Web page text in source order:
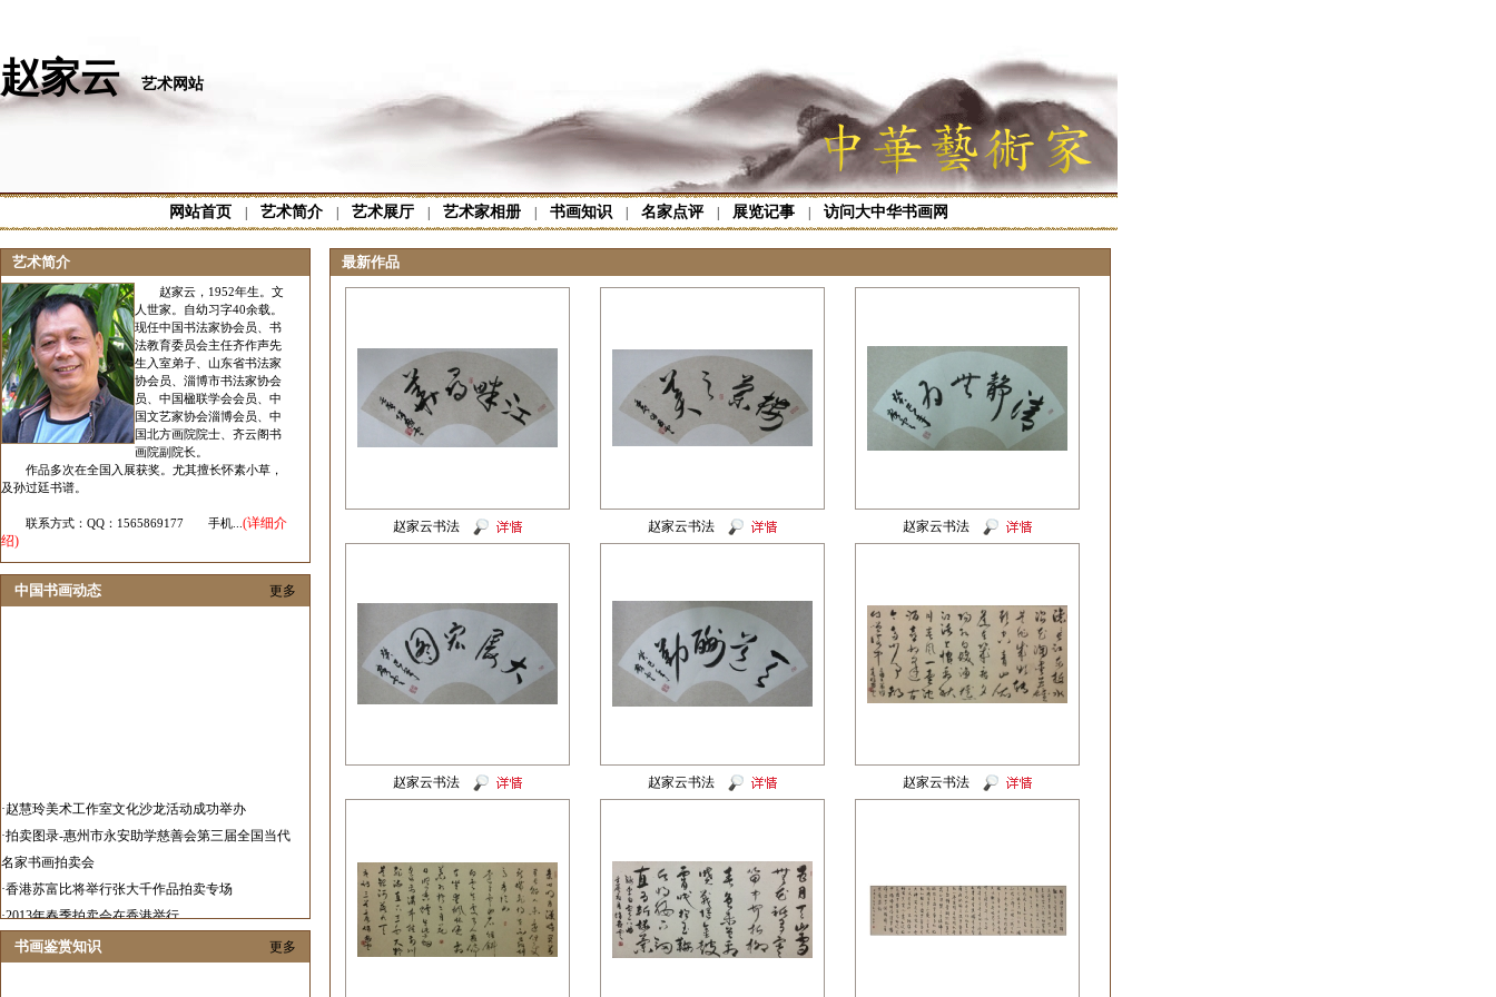
赵家云 艺术网站
网站首页 艺术简介 艺术展厅 艺术家相册 书画知识 名家点评| 展览记事 访问大中华书画网
艺术简介
赵家云，1952年生。文
人世家。自幼习字40余载。
现任中国书法家协会员、书
法教育委员会主任齐作声先
生入室弟子、山东省书法家
协会员、淄博市书法家协会
员、中国楹联学会会员、中
国文艺家协会淄博会员、中
国北方画院院士、齐云阁书
画院副院长。
作品多次在全国入展获奖。尤其擅长怀素小草，
及孙过廷书谱。
联系方式：QQ：1565869177 手机... (详细介
绍)
中国书画动态 更多
赵慧玲美术工作室文化沙龙活动成功举办
拍卖图录-惠州市永安助学慈善会第三届全国当代
名家书画拍卖会
香港苏富比将举行张大千作品拍卖专场
2013年春季拍卖会在香港举行
·2012中国艺术发展报告隆重发布
·春华秋实当代画家邀请展在济南举行
书画鉴赏知识 更多
最新作品
赵家云书法 赵家云书法 赵家云书法
赵家云书法 赵家云书法 赵家云书法